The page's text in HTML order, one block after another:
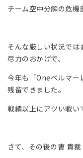
チーム空中分解の危機
そんな厳しい状況で
尽力のおかげで、
今年も「Oneベルマー
残留できました。
戦績以上にアツい戦い
さて、その後の曺 貴